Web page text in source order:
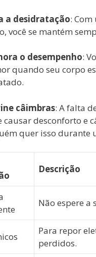
a desidratação:
você se mantém
o desempenho:
quando seu corpo
câimbras: A falta
causar desconforto e
quer isso durante
Descrição
Não espere a
Para repor
perdidos.